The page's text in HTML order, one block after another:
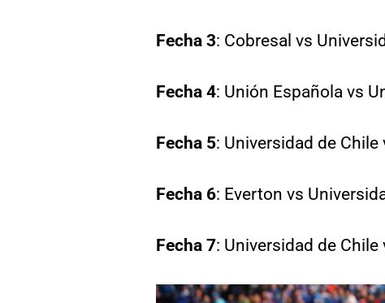
Fecha 3: Cobresal vs
Fecha 4: Unión Española vs
Fecha 5: Universidad de
Fecha 6: Everton vs
Fecha 7: Universidad de Chile